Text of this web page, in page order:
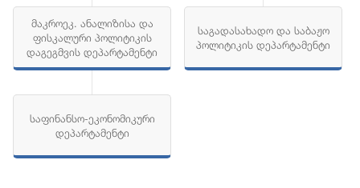
მაკროეკ. ანალიზისა და
ფისკალური პოლიტიკის
დაგეგმვის დეპარტამენტი
საფინანსო-ეკონომიკური
დეპარტამენტი
საგადასახადო და საბაჟო
პოლიტიკის დეპარტამენტი